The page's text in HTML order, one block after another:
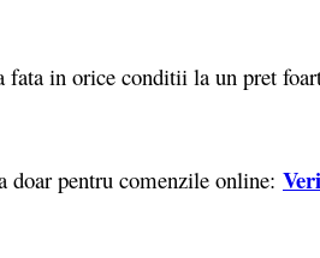
in orice conditii la un pret
pentru comenzile online: